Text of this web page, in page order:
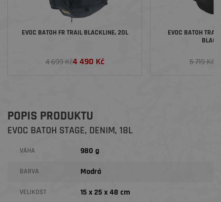
EVOC BATOH FR TRAIL BLACKLINE, 20L
4 699 Kč4 490 Kč
EVOC BATOH
5 719 Kč
POPIS PRODUKTU
EVOC BATOH STAGE, DENIM, 18L
VÁHA 980 g
BARVA Modrá
VELIKOST 15 x 25 x 48 cm